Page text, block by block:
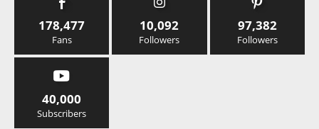
178,477
Fans
10,092
Followers
97,382
Followers
40,000
Subscribers